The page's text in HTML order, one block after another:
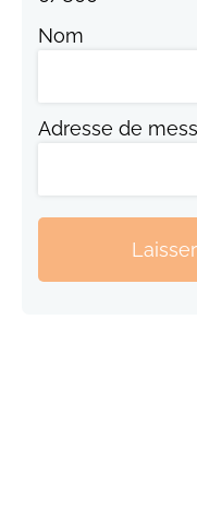
Nom
Adresse de